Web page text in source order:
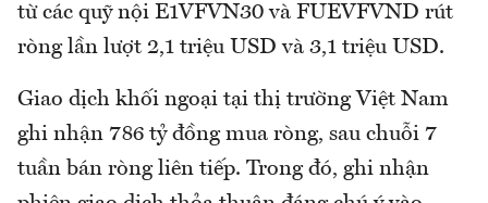
từ các quỹ nội E1VFVN30 và FUEVFVND rút
ròng lần lượt 2,1 triệu USD và 3,1 triệu USD.
Giao dịch khối ngoại tại thị trường Việt Nam
ghi nhận 786 tỷ đồng mua ròng, sau chuỗi 7
tuần bán ròng liên tiếp. Trong đó, ghi nhận